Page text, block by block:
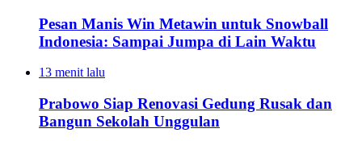
Pesan Manis Win Metawin untuk Snowball
Indonesia: Sampai Jumpa di Lain Waktu
13 menit lalu
Prabowo Siap Renovasi Gedung Rusak dan
Bangun Sekolah Unggulan